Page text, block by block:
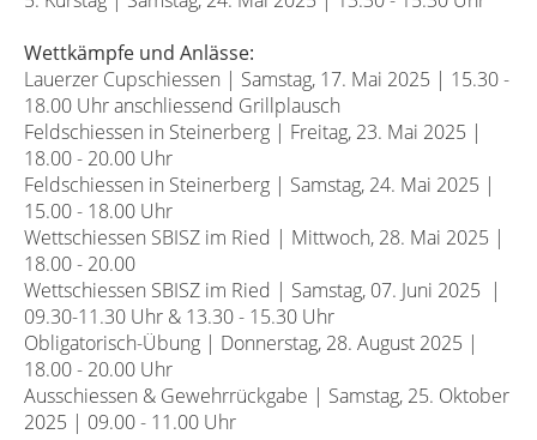
Wettkämpfe und Anlässe:
Lauerzer Cupschiessen | Samstag, 17. Mai 2025 | 15.30 -
18.00 Uhr anschliessend Grillplausch
Feldschiessen in Steinerberg | Freitag, 23. Mai 2025 |
18.00 - 20.00 Uhr
Feldschiessen in Steinerberg | Samstag, 24. Mai 2025 |
15.00 - 18.00 Uhr
Wettschiessen SBISZ im Ried | Mittwoch, 28. Mai 2025 |
18.00 - 20.00
Wettschiessen SBISZ im Ried | Samstag, 07. Juni 2025 |
09.30-11.30 Uhr & 13.30 - 15.30 Uhr
Obligatorisch-Übung | Donnerstag, 28. August 2025 |
18.00 - 20.00 Uhr
Ausschiessen & Gewehrrückgabe | Samstag, 25. Oktober
2025 | 09.00 - 11.00 Uhr